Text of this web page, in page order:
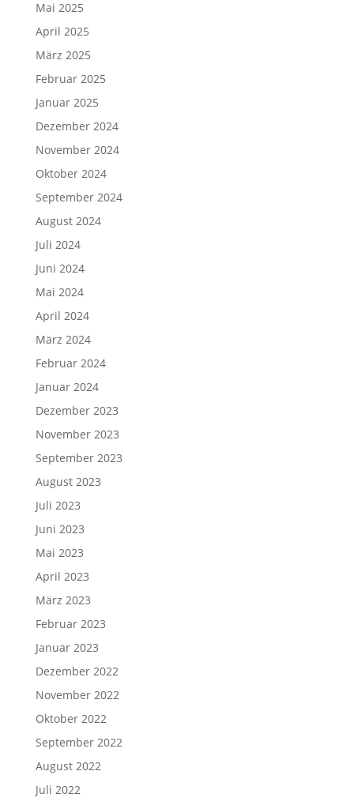
Mai 2025
April 2025
März 2025
Februar 2025
Januar 2025
Dezember 2024
November 2024
Oktober 2024
September 2024
August 2024
Juli 2024
Juni 2024
Mai 2024
April 2024
März 2024
Februar 2024
Januar 2024
Dezember 2023
November 2023
September 2023
August 2023
Juli 2023
Juni 2023
Mai 2023
April 2023
März 2023
Februar 2023
Januar 2023
Dezember 2022
November 2022
Oktober 2022
September 2022
August 2022
Juli 2022